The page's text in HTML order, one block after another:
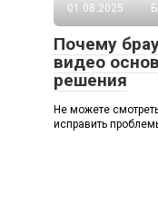
01.08.2025
Почему
видео
решения
Не можете
исправить